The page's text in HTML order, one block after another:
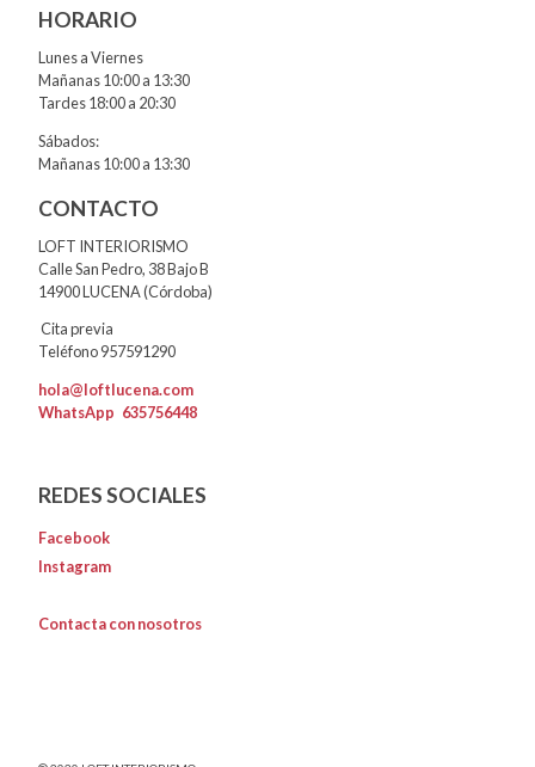
HORARIO
Lunes a Viernes
Mañanas 10:00 a 13:30
Tardes 18:00 a 20:30
Sábados:
Mañanas 10:00 a 13:30
CONTACTO
LOFT INTERIORISMO
Calle San Pedro, 38 Bajo B
14900 LUCENA (Córdoba)
Cita previa
Teléfono 957591290
hola@loftlucena.com
WhatsApp 635756448
REDES SOCIALES
Facebook
Instagram
Contacta con nosotros